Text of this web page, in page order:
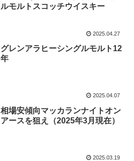
ルモルトスコッチウイスキー
2025.04.27
グレンアラヒーシングルモルト12
年
2025.04.07
相場安傾向マッカランナイトオン
アースを狙え（2025年3月現在）
2025.03.19